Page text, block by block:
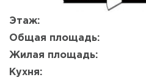
Этаж:
Общая площадь:
Жилая площадь:
Кухня: